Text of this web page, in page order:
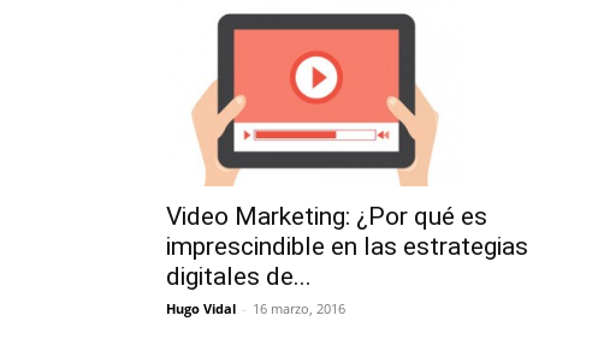
Video Marketing: ¿Por qué es
imprescindible en las estrategias
digitales de...
Hugo Vidal - 16 marzo, 2016